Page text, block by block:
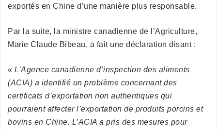
exportés en Chine d’une manière plus responsable.
Par la suite, la ministre canadienne de l’Agriculture,
Marie Claude Bibeau, a fait une déclaration disant :
« L’Agence canadienne d’inspection des aliments
(ACIA) a identifié un problème concernant des
certificats d’exportation non authentiques qui
pourraient affecter l’exportation de produits porcins et
bovins en Chine. L’ACIA a pris des mesures pour